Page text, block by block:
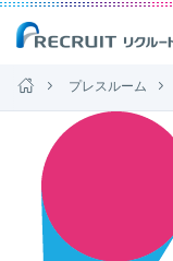
企業情報
事業紹介
プレスルーム